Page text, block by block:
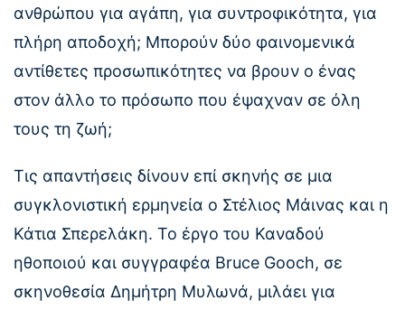
ανθρώπου για αγάπη, για συντροφικότητα, για
πλήρη αποδοχή; Μπορούν δύο φαινομενικά
αντίθετες προσωπικότητες να βρουν ο ένας
στον άλλο το πρόσωπο που έψαχναν σε όλη
τους τη ζωή;
Τις απαντήσεις δίνουν επί σκηνής σε μια
συγκλονιστική ερμηνεία ο Στέλιος Μάινας και η
Κάτια Σπερελάκη. Το έργο του Καναδού
ηθοποιού και συγγραφέα Bruce Gooch, σε
σκηνοθεσία Δημήτρη Μυλωνά, μιλάει για